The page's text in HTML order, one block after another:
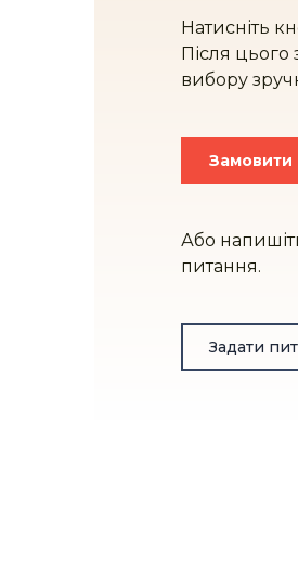
Натисніть
Після
вибору
Замовити
Або
питання.
Задати